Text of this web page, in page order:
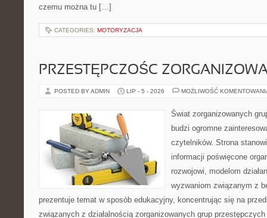
czemu można tu […]
CATEGORIES: MOTORYZACJA
PRZESTĘPCZOŚC
POSTED BY ADMIN LIP - 5 - 2026 MOŻLIWOŚĆ
Świat zorganizowanych
budzi ogromne
czytelników. Strona
informacji poświęcone
rozwojowi, modelom
wyzwaniom związanym z
prezentuje temat w sposób edukacyjny, koncentrując się na
związanych z działalnością zorganizowanych grup